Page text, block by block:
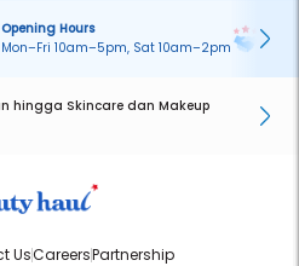
Opening Hours
Mon–Fri 10am–5pm, Sat 10am–2pm
hingga Skincare dan Makeup
UsCareersPartnership